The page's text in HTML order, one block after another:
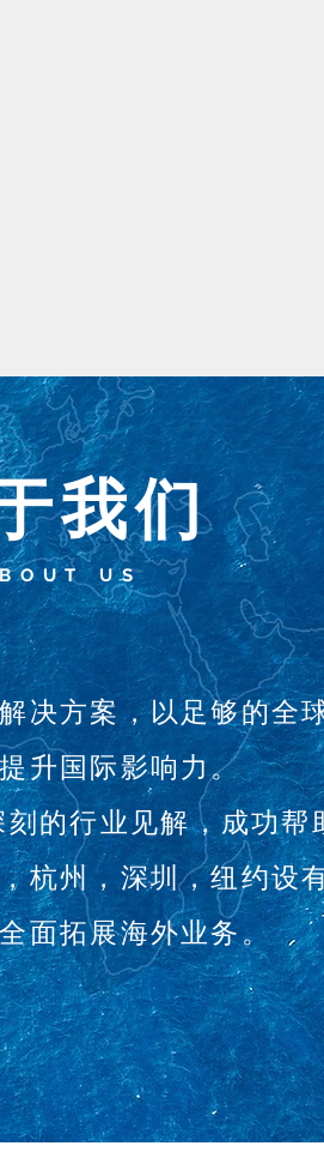
决方案，以足够的全
升国际影响力。
的行业见解，成功
杭州，深圳，纽约设
面拓展海外业务。
我们
US